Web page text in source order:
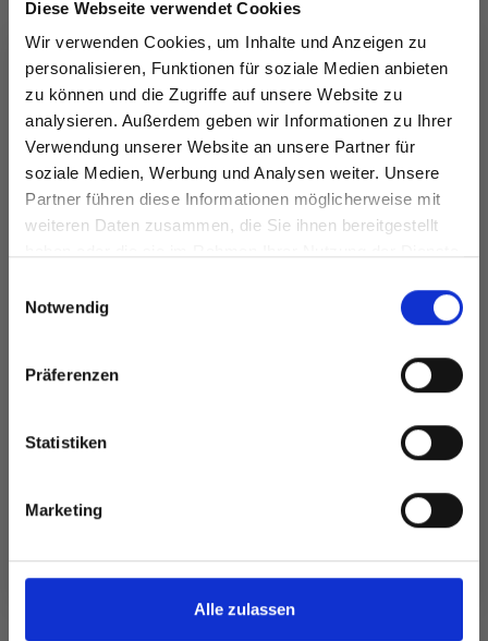
Diese Webseite verwendet Cookies
Wir verwenden Cookies, um Inhalte und Anzeigen zu
personalisieren, Funktionen für soziale Medien anbieten
zu können und die Zugriffe auf unsere Website zu
analysieren. Außerdem geben wir Informationen zu Ihrer
Verwendung unserer Website an unsere Partner für
soziale Medien, Werbung und Analysen weiter. Unsere
Partner führen diese Informationen möglicherweise mit
weiteren Daten zusammen, die Sie ihnen bereitgestellt
Notwendig
Präferenzen
Statistiken
Marketing
Alle zulassen
COLOUR
Alle Optionen
DROPS SNOW
MIX/PRINT
EUR 2.05
Alle Optionen
FÜR SIE EMPFOHLEN
Spare bis zu 50%
und erhalte exklusiven Zugang zu